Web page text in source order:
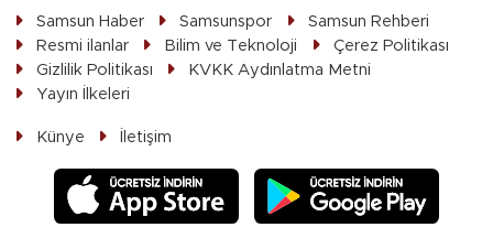
Samsun Haber Samsunspor
Samsun Rehberi
Resmi ilanlar
Bilim ve Teknoloji
Çerez Politikası
Gizlilik Politikası
KVKK Aydınlatma Metni
Yayın İlkeleri
Künye İletişim